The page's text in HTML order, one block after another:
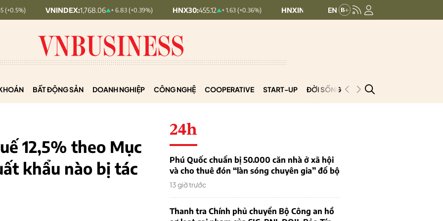
VNINDEX: 1,768.06 + 6.83 (+0.39%) HNX30: 455.12 + 1.63 (+0.36%) HNXINDEX:293.44 + 0.25 (+0.09%)
BẤT ĐỘNG SẢN DOANH NGHIỆP CÔNG NGHỆ COOPERATIVE START-UP ĐỜI SỐNG PODCAST
12,5% theo Mục
khẩu nào bị tác
24h
Phú Quốc chuẩn bị 50.000 căn nhà ở xã hội
và cho thuê đón “làn sóng chuyên gia” đổ bộ
13 giờ trước
Thanh tra Chính phủ chuyển Bộ Công an hồ